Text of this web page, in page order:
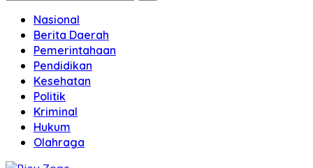
Nasional
Berita Daerah
Pemerintahaan
Pendidikan
Kesehatan
Politik
Kriminal
Hukum
Olahraga